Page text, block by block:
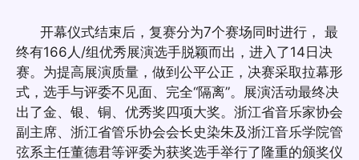
开幕仪式结束后，复赛分为7个赛场同时进行， 最
终有166人/组优秀展演选手脱颖而出，进入了14日决
赛。为提高展演质量，做到公平公正，决赛采取拉幕形
式，选手与评委不见面、完全“隔离”。展演活动最终决
出了金、银、铜、优秀奖四项大奖。浙江省音乐家协会
副主席、浙江省管乐协会会长史染朱及浙江音乐学院管
弦系主任董德君等评委为获奖选手举行了隆重的颁奖仪